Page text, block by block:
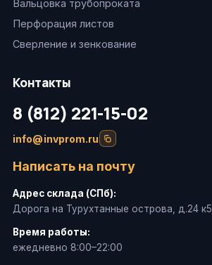
Вальцовка трубопроката
Перфорация листов
Сверление и зенкование
Контакты
8 (812) 221-15-02
info@invprom.ru
Написать на почту
Адрес склада (СПб):
Дорога на Турухтанные острова, д.24 к5
Время работы:
ежедневно 8:00–22:00